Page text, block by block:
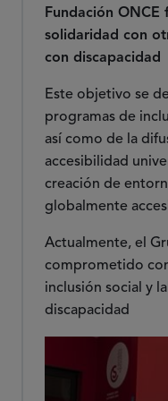
Fundación ONCE
solidaridad con
con discapacidad
Este objetivo se
programas de
así como de la
accesibilidad
creación de
globalmente
Actualmente, el
comprometido
inclusión social y
discapacidad